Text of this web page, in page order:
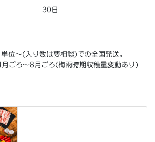
30日
単位～(入り数は要相談)での全国発送。
月ごろ～8月ごろ(梅雨時期収穫量変動あり)